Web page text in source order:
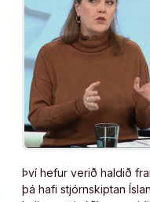
Því hefur verið haldið
þá hafi stjórnskiptan